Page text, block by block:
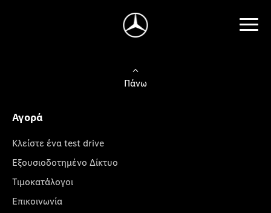
Πάνω
Αγορά
Κλείστε ένα test drive
Εξουσιοδοτημένο Δίκτυο
Τιμοκατάλογοι
Επικοινωνία